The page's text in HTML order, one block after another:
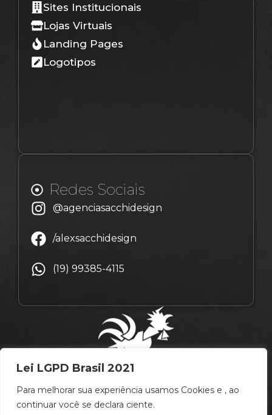
Lei LGPD Brasil 2021
Para melhorar sua experiência usamos Cookies e , ao
continuar você se declara ciente.
Sites Institucionais
Lojas Virtuais
Landing Pages
Logotipos
Redes Sociais
@agenciasacchidesign
/alexsacchidesign
(19) 99385-4115